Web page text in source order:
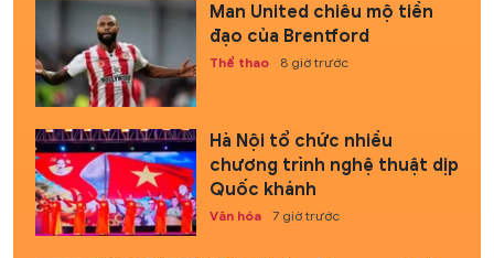
Man United chiêu mộ tiền
đạo của Brentford
Thể thao 8 giờ trước
Hà Nội tổ chức nhiều
chương trình nghệ thuật dịp
Quốc khánh
Văn hóa 7 giờ trước